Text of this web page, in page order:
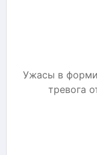
Ужасы в
тревога